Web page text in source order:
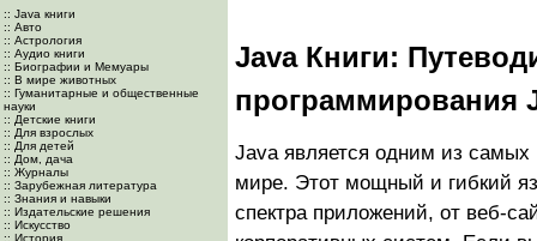
:: Java книги
:: Авто
:: Астрология
:: Аудио книги
:: Биографии и Мемуары
:: В мире животных
:: Гуманитарные и общественные
науки
:: Детские книги
:: Для взрослых
:: Для детей
:: Дом, дача
:: Журналы
:: Зарубежная литература
:: Знания и навыки
:: Издательские решения
:: Искусство
:: История
Java Книги:
программирования
Java является одним из самых
мире. Этот мощный и гибкий
спектра приложений, от веб-